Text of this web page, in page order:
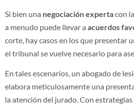
Si bien una negociación expertacon
a menudo puede llevar a acuerdos
corte, hay casos en los que presentar
el tribunal se vuelve necesario para
En tales escenarios, un abogado de
elabora meticulosamente una
la atención del jurado. Con estrategias